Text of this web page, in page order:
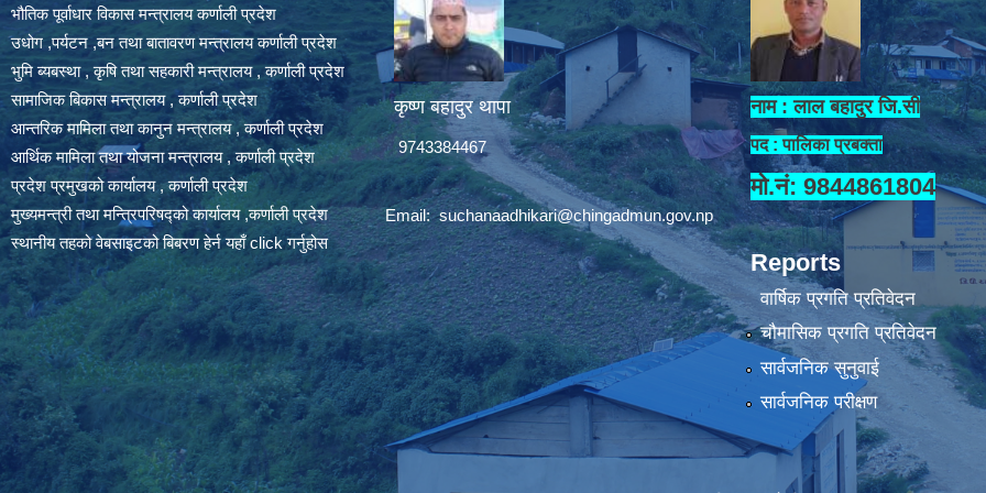
भौतिक पूर्वाधार विकास मन्त्रालय कर्णाली प्रदेश
उधोग ,पर्यटन ,बन तथा बातावरण मन्त्रालय कर्णाली प्रदेश
भुमि ब्यबस्था , कृषि तथा सहकारी मन्त्रालय , कर्णाली प्रदेश
सामाजिक बिकास मन्त्रालय , कर्णाली प्रदेश
आन्तरिक मामिला तथा कानुन मन्त्रालय , कर्णाली प्रदेश
आर्थिक मामिला तथा योजना मन्त्रालय , कर्णाली प्रदेश
प्रदेश प्रमुखको कार्यालय , कर्णाली प्रदेश
मुख्यमन्त्री तथा मन्त्रिपरिषद्को कार्यालय ,कर्णाली प्रदेश
स्थानीय तहको वेबसाइटको बिबरण हेर्न यहाँ click गर्नुहोस
कृष्ण बहादुर थापा
9743384467
Email:suchanaadhikari@chingadmun.gov.np
नाम : लाल बहादुर जि.सी
पद : पालिका प्रबक्ता
मो.नं: 9844861804
Reports
वार्षिक प्रगति प्रतिवेदन
चौमासिक प्रगति प्रतिवेदन
सार्वजनिक सुनुवाई
सार्वजनिक परीक्षण